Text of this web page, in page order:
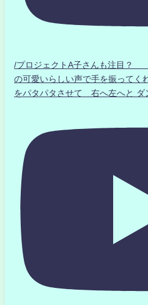
/プロジェクトA子さんも注目
の可愛いらしい声で手を振って
をパタパタさせて 右へ左へと ダ